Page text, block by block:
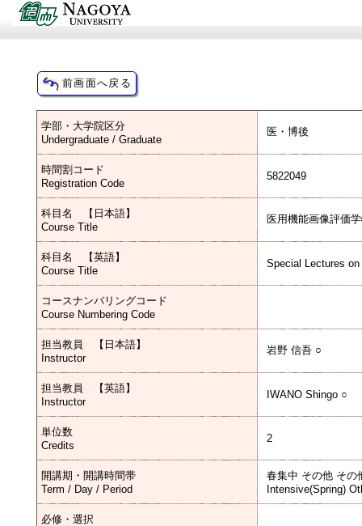
学部・大学院区分
Undergraduate / Graduate
医・博後
時間割コード
Registration Code
5822049
科目名 【日本語】
Course Title
医用機能画像評価
科目名 【英語】
Course Title
Special Lectures
コースナンバリングコード
Course Numbering Code
担当教員 【日本語】
Instructor
岩野 信吾 ○
担当教員 【英語】
Instructor
IWANO Shingo ○
単位数
Credits
2
開講期・開講時間帯
Term / Day / Period
春集中 その他 その
Intensive(Spring)
必修・選択